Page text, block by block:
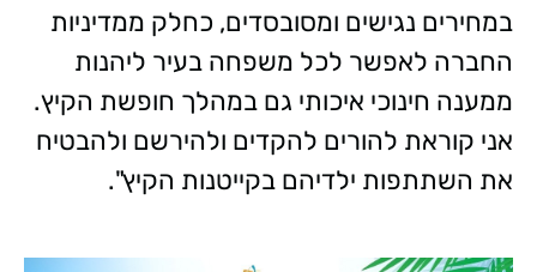
במחירים נגישים ומסובסדים, כחלק ממדיניות
החברה לאפשר לכל משפחה בעיר ליהנות
ממענה חינוכי איכותי גם במהלך חופשת הקיץ.
אני קוראת להורים להקדים ולהירשם ולהבטיח
את השתתפות ילדיהם בקייטנות הקיץ".